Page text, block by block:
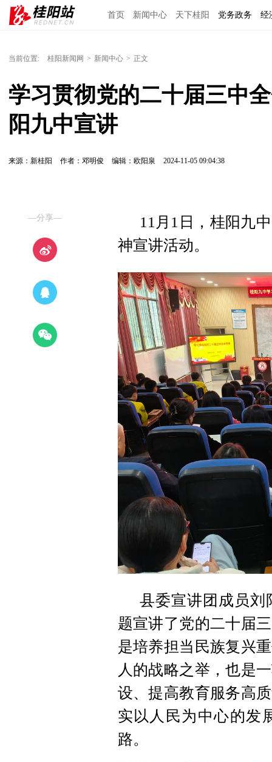
首页 新闻中心 天下桂阳 党务政务 经
当前位置: 桂阳新闻网 > 新闻中心 > 正文
学习贯彻党的二十届三中
阳九中宣讲
来源：新桂阳 作者：邓明俊 编辑：欧阳泉 2024-11-05 09:04:38
—分享—
11月1日，桂阳九
神宣讲活动。
县委宣讲团成员刘
题宣讲了党的二十届
是培养担当民族复兴
人的战略之举，也是
设、提高教育服务高
实以人民为中心的发
路。